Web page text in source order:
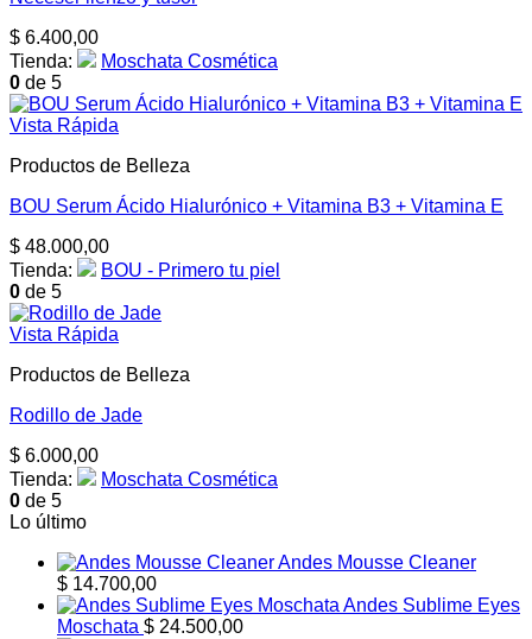
$ 6.400,00
Tienda:
Moschata Cosmética
0 de 5
Vista Rápida
Productos de Belleza
BOU Serum Ácido Hialurónico + Vitamina B3 + Vitamina E
$ 48.000,00
Tienda:
BOU - Primero tu piel
0 de 5
Vista Rápida
Productos de Belleza
Rodillo de Jade
$ 6.000,00
Tienda:
Moschata Cosmética
0 de 5
Lo último
Andes Mousse Cleaner
$ 14.700,00
Andes Sublime Eyes
Moschata $ 24.500,00